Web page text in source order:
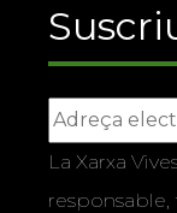
La Xarxa
responsable,